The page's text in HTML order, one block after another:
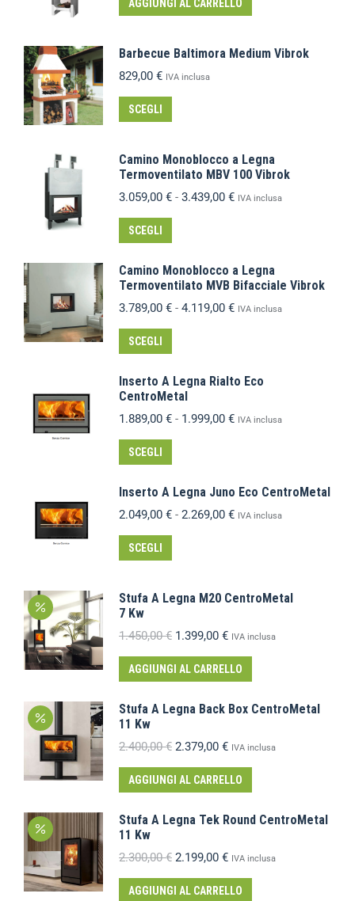
AGGIUNGI AL CARRELLO
Barbecue Baltimora Medium Vibrok
829,00 € IVA inclusa
SCEGLI
Camino Monoblocco a Legna
Termoventilato MBV 100 Vibrok
3.059,00 € - 3.439,00 € IVA inclusa
SCEGLI
Camino Monoblocco a Legna
Termoventilato MVB Bifacciale Vibrok
3.789,00 € - 4.119,00 € IVA inclusa
SCEGLI
Inserto A Legna Rialto Eco
CentroMetal
1.889,00 € - 1.999,00 € IVA inclusa
SCEGLI
Inserto A Legna Juno Eco CentroMetal
2.049,00 € - 2.269,00 € IVA inclusa
SCEGLI
Stufa A Legna M20 CentroMetal
7 Kw
1.450,00€ 1.399,00 € IVA inclusa
AGGIUNGI AL CARRELLO
Stufa A Legna Back Box CentroMetal
11 Kw
2.400,00€ 2.379,00 € IVA inclusa
AGGIUNGI AL CARRELLO
Stufa A Legna Tek Round CentroMetal
11 Kw
2.300,00€ 2.199,00 € IVA inclusa
AGGIUNGI AL CARRELLO